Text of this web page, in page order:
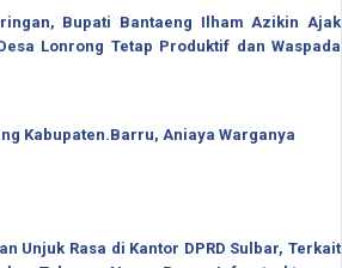
Bupati Bantaeng Ilham Azikin Ajak
Lonrong Tetap Produktif dan Waspada
Kabupaten.Barru, Aniaya Warganya
Unjuk Rasa di Kantor DPRD Sulbar, Terkait